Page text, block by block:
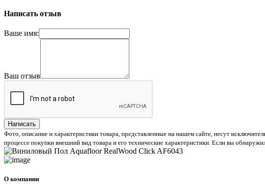
Написать отзыв
Ваше имя:
Ваш отзыв
Написать
Фото, описание и характеристики товара, представленные на нашем сайте, несут
процессе покупки внешний вид товара и его технические характеристики. Если вы
О компании